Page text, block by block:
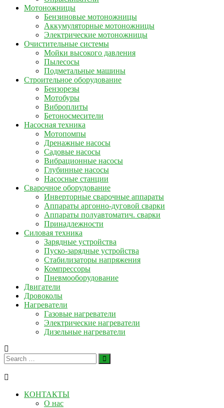
Мотоножницы
Бензиновые мотоножницы
Аккумуляторные мотоножницы
Электрические мотоножницы
Очистительные системы
Мойки высокого давления
Пылесосы
Подметальные машины
Строительное оборудование
Бензорезы
Мотобуры
Виброплиты
Бетоносмесители
Насосная техника
Мотопомпы
Дренажные насосы
Садовые насосы
Вибрационные насосы
Глубинные насосы
Насосные станции
Сварочное оборудование
Инверторные сварочные аппараты
Аппараты аргонно-дуговой сварки
Аппараты полуавтоматич. сварки
Принадлежности
Силовая техника
Зарядные устройства
Пуско-зарядные устройства
Стабилизаторы напряжения
Компрессоры
Пневмооборудование
Двигатели
Дровоколы
Нагреватели
Газовые нагреватели
Электрические нагреватели
Дизельные нагреватели
КОНТАКТЫ
О нас